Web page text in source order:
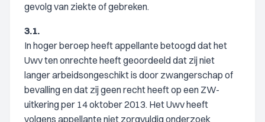
gevolg van ziekte of gebreken.
3.1.
In hoger beroep heeft appellante betoogd dat het
Uwv ten onrechte heeft geoordeeld dat zij niet
langer arbeidsongeschikt is door zwangerschap of
bevalling en dat zij geen recht heeft op een ZW-
uitkering per 14 oktober 2013. Het Uwv heeft
volgens appellante niet zorgvuldig onderzoek